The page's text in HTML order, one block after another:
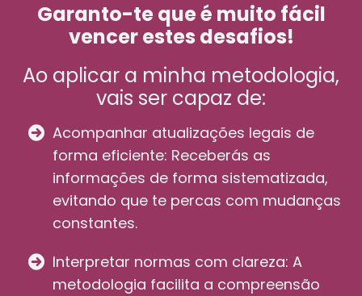
Garanto-te que é muito fácil
vencer estes desafios!
Ao aplicar a minha metodologia,
vais ser capaz de:
Acompanhar atualizações legais de
forma eficiente: Receberás as
informações de forma sistematizada,
evitando que te percas com mudanças
constantes.
Interpretar normas com clareza: A
metodologia facilita a compreensão